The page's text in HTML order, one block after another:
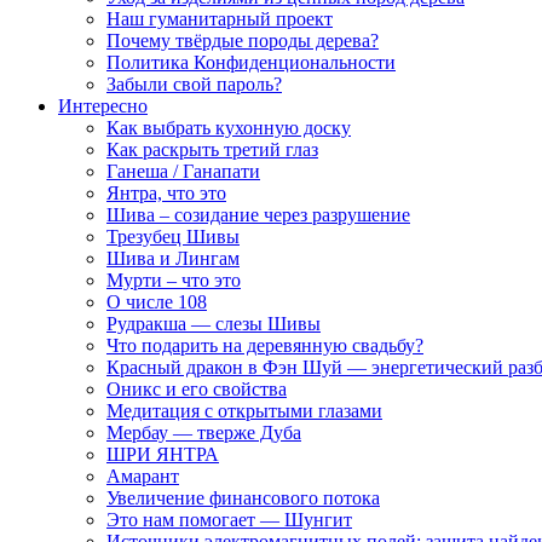
Наш гуманитарный проект
Почему твёрдые породы дерева?
Политика Конфиденциональности
Забыли свой пароль?
Интересно
Как выбрать кухонную доску
Как раскрыть третий глаз
Ганеша / Ганапати
Янтра, что это
Шива – созидание через разрушение
Трезубец Шивы
Шива и Лингам
Мурти – что это
О числе 108
Рудракша — слезы Шивы
Что подарить на деревянную свадьбу?
Красный дракон в Фэн Шуй — энергетический
Оникс и его свойства
Медитация с открытыми глазами
Мербау — тверже Дуба
ШРИ ЯНТРА
Амарант
Увеличение финансового потока
Это нам помогает — Шунгит